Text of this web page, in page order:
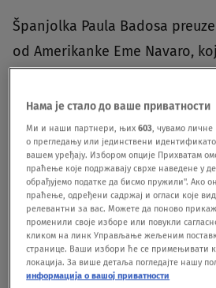
Španjolka Paula Badosa
od Amerikanke Eme Navaro,
WTA Rankings
SINGLES | WEEK 32
# N Player
1 A. Sabalenka
2 E. Rybakina
3 J. Pegula
Нама је стало до ваше приватности
Ми и наши партнери, њих603, чувамо личне
о прегледању или јединствени
вашем уређају. Избором опције Прихватам
праћење које подржавају сврхе наведене у
обрађујемо податке да бисмо пружили". Ако
праћење, одређени садржај и огласи које
релевантни за вас. Можете да поново
променили своје изборе или повукли
кликом на линк Управљање жељеним
странице. Ваши избори ће се примењивати
локација. За више детаља погледајте нашу
информација о вашој приватности